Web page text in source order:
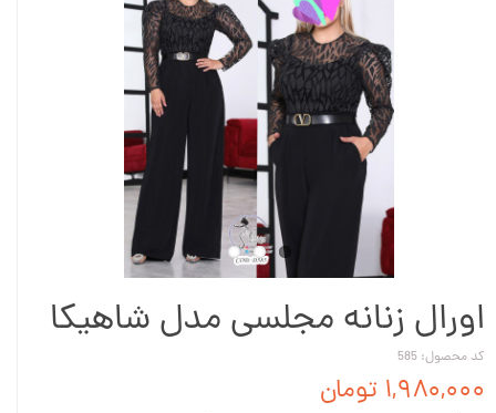
اورال زنانه مجلسی مدل شاهیکا
کد محصول: 585
۱,۹۸۰,۰۰۰ تومان